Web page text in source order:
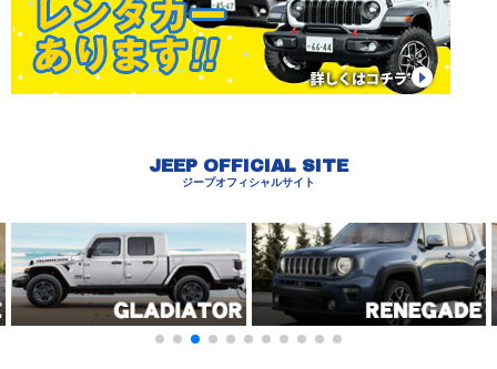
JEEP OFFICIAL SITE
ジープオフィシャルサイト